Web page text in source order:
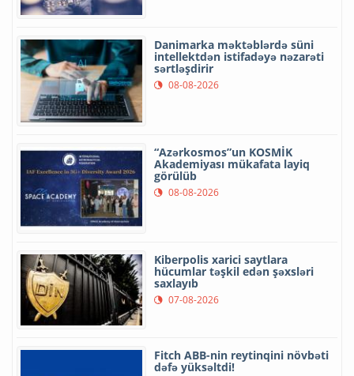
Danimarka məktəblərdə süni
intellektdən istifadəyə nəzarəti
sərtləşdirir
08-08-2026
“Azərkosmos”un KOSMİK
Akademiyası mükafata layiq
görülüb
08-08-2026
Kiberpolis xarici saytlara
hücumlar təşkil edən şəxsləri
saxlayıb
07-08-2026
Fitch ABB-nin reytinqini növbəti
dəfə yüksəltdi!